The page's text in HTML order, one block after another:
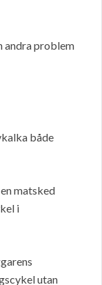
andra problem
både
matsked
i
utan